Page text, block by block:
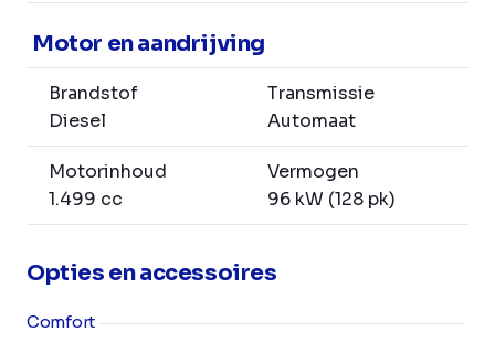
Motor en aandrijving
Brandstof
Diesel
Transmissie
Automaat
Motorinhoud
1.499 cc
Vermogen
96 kW (128 pk)
Opties en accessoires
Comfort